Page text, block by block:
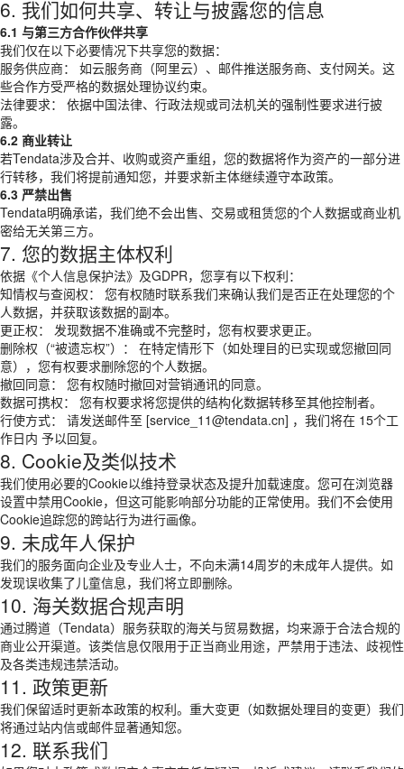
6. 我们如何共享、转让与披露您的信息
6.1 与第三方合作伙伴共享
我们仅在以下必要情况下共享您的数据：
服务供应商： 如云服务商（阿里云）、邮件推送服务商、支付网关。这
些合作方受严格的数据处理协议约束。
法律要求： 依据中国法律、行政法规或司法机关的强制性要求进行披
露。
6.2 商业转让
若Tendata涉及合并、收购或资产重组，您的数据将作为资产的一部分进
行转移，我们将提前通知您，并要求新主体继续遵守本政策。
6.3 严禁出售
Tendata明确承诺，我们绝不会出售、交易或租赁您的个人数据或商业机
密给无关第三方。
7. 您的数据主体权利
依据《个人信息保护法》及GDPR，您享有以下权利：
知情权与查阅权： 您有权随时联系我们来确认我们是否正在处理您的个
人数据，并获取该数据的副本。
更正权： 发现数据不准确或不完整时，您有权要求更正。
删除权（“被遗忘权”）： 在特定情形下（如处理目的已实现或您撤回同
意），您有权要求删除您的个人数据。
撤回同意： 您有权随时撤回对营销通讯的同意。
数据可携权： 您有权要求将您提供的结构化数据转移至其他控制者。
行使方式： 请发送邮件至 [service_11@tendata.cn] ，我们将在 15个工
作日内 予以回复。
8. Cookie及类似技术
我们使用必要的Cookie以维持登录状态及提升加载速度。您可在浏览器
设置中禁用Cookie，但这可能影响部分功能的正常使用。我们不会使用
Cookie追踪您的跨站行为进行画像。
9. 未成年人保护
我们的服务面向企业及专业人士，不向未满14周岁的未成年人提供。如
发现误收集了儿童信息，我们将立即删除。
10. 海关数据合规声明
通过腾道（Tendata）服务获取的海关与贸易数据，均来源于合法合规的
商业公开渠道。该类信息仅限用于正当商业用途，严禁用于违法、歧视性
及各类违规违禁活动。
11. 政策更新
我们保留适时更新本政策的权利。重大变更（如数据处理目的变更）我们
将通过站内信或邮件显著通知您。
12. 联系我们